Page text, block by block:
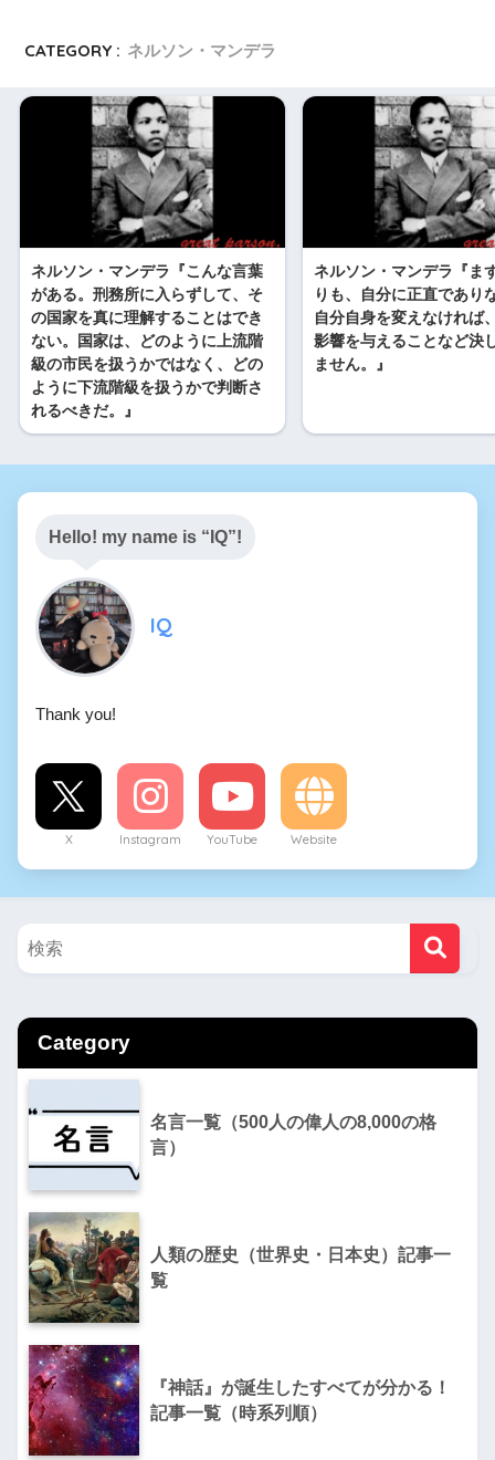
t
e
n
a
n
e d a
W
e
b
CATEGORY : ネルソン・マンデラ
ネルソン・マンデラ『こんな言葉
がある。刑務所に入らずして、そ
の国家を真に理解することはでき
ない。国家は、どのように上流階
級の市民を扱うかではなく、どの
ように下流階級を扱うかで判断さ
れるべきだ。』
ネルソン・マンデラ『ま
りも、自分に正直であり
自分自身を変えなければ
影響を与えることなど決
ません。』
Hello! my name is “IQ”!
IQ
Thank you!
X Instagram YouTube Website
Category
名言一覧（500人の偉人の8,000の格
言）
人類の歴史（世界史・日本史）記事一
覧
『神話』が誕生したすべてが分かる！
記事一覧（時系列順）